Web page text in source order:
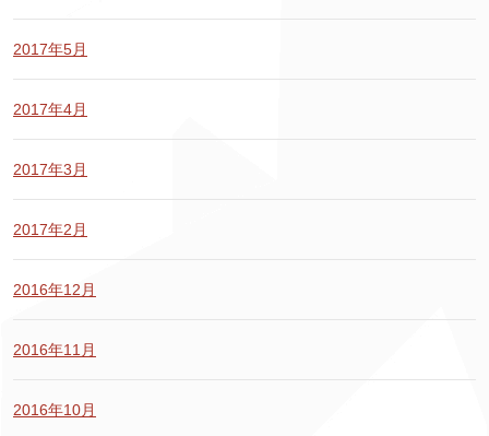
2017年5月
2017年4月
2017年3月
2017年2月
2016年12月
2016年11月
2016年10月